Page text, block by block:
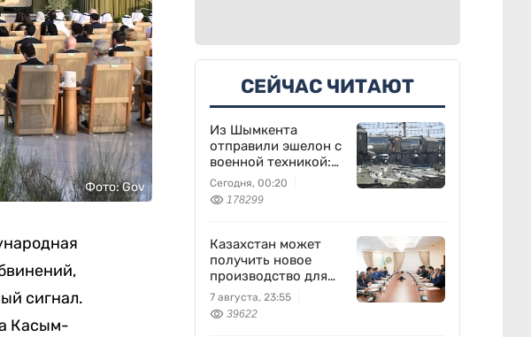
Фото: Gov
сигнал.
Касым-
СЕЙЧАС ЧИТАЮТ
Из Шымкента
отправили эшелон с
военной техникой:
что известно
Сегодня, 00:20
178299
Казахстан может
получить новое
производство для
химпрома и
энергетики
7 августа, 23:55
39622